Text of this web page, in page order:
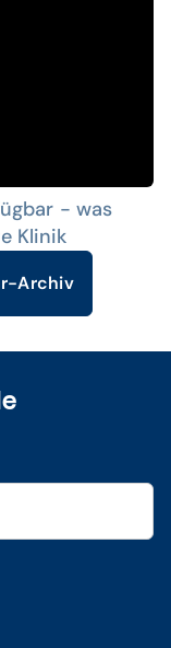
- was
Klinik
Archiv